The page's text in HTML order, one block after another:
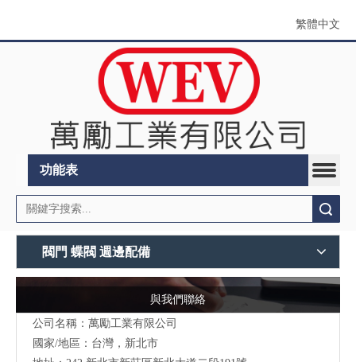
繁體中文
功能表
閥門 蝶閥 週邊配備
與我們聯絡
公司名稱：萬勵工業有限公司
國家/地區：台灣，新北市